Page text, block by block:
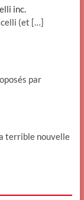
inc.
(et […]
par
terrible nouvelle